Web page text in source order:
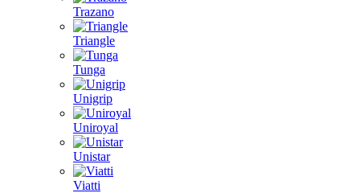
Trazano
Triangle
Tunga
Unigrip
Uniroyal
Unistar
Viatti